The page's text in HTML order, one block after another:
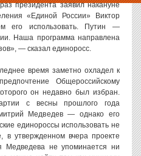
президента заявил накануне
«Единой России» Виктор
его использовать. Путин —
Наша программа направлена
— сказал единоросс.
время заметно охладел к
Общероссийскому
он недавно был избран.
с весны прошлого года
Медведев — однако его
единороссы использовать не
в утвержденном вчера проекте
Медведева не упоминается ни